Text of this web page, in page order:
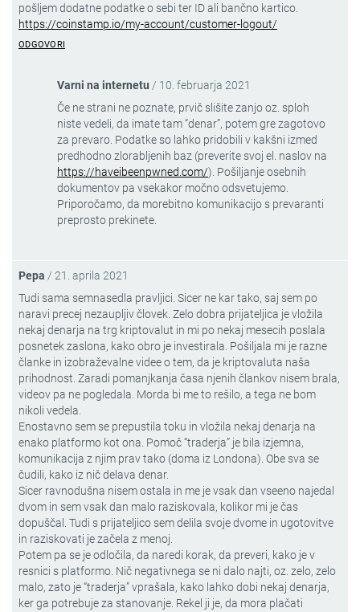
pošljem dodatne podatke o sebi ter ID ali bančno kartico.
https://coinstamp.io/my-account/customer-logout/
ODGOVORI
Varni na internetu / 10. februarja 2021
Če ne strani ne poznate, prvič slišite zanjo oz. sploh
niste vedeli, da imate tam “denar”, potem gre zagotovo
za prevaro. Podatke so lahko pridobili v kakšni izmed
predhodno zlorabljenih baz (preverite svoj el. naslov na
https://haveibeenpwned.com/). Pošiljanje osebnih
dokumentov pa vsekakor močno odsvetujemo.
Priporočamo, da morebitno komunikacijo s prevaranti
preprosto prekinete.
Pepa / 21. aprila 2021
Tudi sama semnasedla pravljici. Sicer ne kar tako, saj sem po
naravi precej nezaupljiv človek. Zelo dobra prijateljica je vložila
nekaj denarja na trg kriptovalut in mi po nekaj mesecih poslala
posnetek zaslona, kako obro je investirala. Pošiljala mi je razne
članke in izobraževalne videe o tem, da je kriptovaluta naša
prihodnost. Zaradi pomanjkanja časa njenih člankov nisem brala,
videov pa ne pogledala. Morda bi me to rešilo, a tega ne bom
nikoli vedela.
Enostavno sem se prepustila toku in vložila nekaj denarja na
enako platformo kot ona. Pomoč “traderja” je bila izjemna,
komunikacija z njim prav tako (doma iz Londona). Obe sva se
čudili, kako iz nič delava denar.
Sicer ravnodušna nisem ostala in me je vsak dan vseeno najedal
dvom in sem vsak dan malo raziskovala, kolikor mi je čas
dopuščal. Tudi s prijateljico sem delila svoje dvome in ugotovitve
in raziskovati je začela z menoj.
Potem pa se je odločila, da naredi korak, da preveri, kako je v
resnici s platformo. Nič negativnega se ni dalo najti, oz. zelo, zelo
malo, zato je “traderja” vprašala, kako lahko dobi nekaj denarja,
ker ga potrebuje za stanovanje. Rekel ji je, da mora plačati